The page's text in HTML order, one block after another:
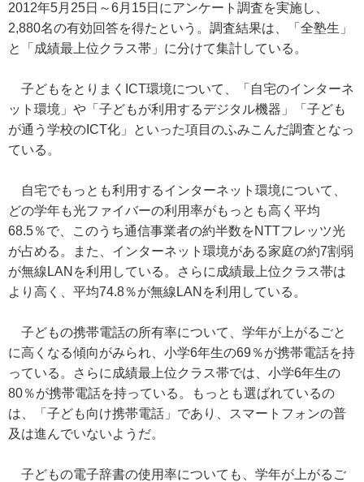
2012年5月25日～6月15日にアンケート調査を実施し、
2,880名の有効回答を得たという。調査結果は、「全塾生」
と「成績最上位クラス帯」に分けて集計している。
子どもをとりまくICT環境について、「自宅のインターネ
ット環境」や「子どもが利用するデジタル機器」「子ども
が通う学校のICT化」といった項目のふみこんだ調査となっ
ている。
自宅でもっとも利用するインターネット環境について、
どの学年も光ファイバーの利用率がもっとも高く平均
68.5％で、このうち通信事業者の約半数をNTTフレッツ光
が占める。また、インターネット環境がある家庭の約7割弱
が無線LANを利用している。さらに成績最上位クラス帯は
より高く、平均74.8％が無線LANを利用している。
子どもの携帯電話の所有率について、学年が上がるごと
に高くなる傾向がみられ、小学6年生の69％が携帯電話を持
っている。さらに成績最上位クラス帯では、小学6年生の
80％が携帯電話を持っている。もっとも選ばれているの
は、「子ども向け携帯電話」であり、スマートフォンの普
及は進んでいないようだ。
子どもの電子辞書の使用率についても、学年が上がるご